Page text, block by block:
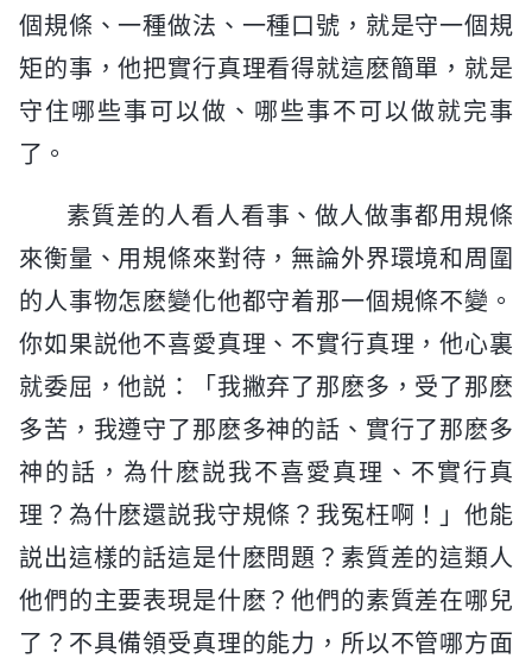
個規條、一種做法、一種口號，就是守一個規
矩的事，他把實行真理看得就這麽簡單，就是
守住哪些事可以做、哪些事不可以做就完事
了。
素質差的人看人看事、做人做事都用規條
來衡量、用規條來對待，無論外界環境和周圍
的人事物怎麽變化他都守着那一個規條不變。
你如果説他不喜愛真理、不實行真理，他心裏
就委屈，他説：「我撇弃了那麽多，受了那麽
多苦，我遵守了那麽多神的話、實行了那麽多
神的話，為什麽説我不喜愛真理、不實行真
理？為什麽還説我守規條？我冤枉啊！」他能
説出這樣的話這是什麽問題？素質差的這類人
他們的主要表現是什麽？他們的素質差在哪兒
了？不具備領受真理的能力，所以不管哪方面